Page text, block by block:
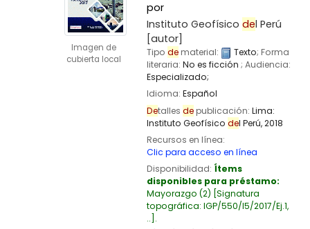
Imagen de
cubierta local
por
Instituto Geofísico del Perú
[autor]
Tipo dematerial: Texto; Forma
literaria: No es ficción ; Audiencia:
Especializado;
Idioma: Español
Detalles depublicación: Lima:
Instituto Geofísico del Perú,2018
Recursos en línea:
Clic para acceso en línea
Disponibilidad: Ítems
disponibles para préstamo:
Mayorazgo (2) Signatura
topográfica: IGP/550/I5/2017/Ej.1,
.. .